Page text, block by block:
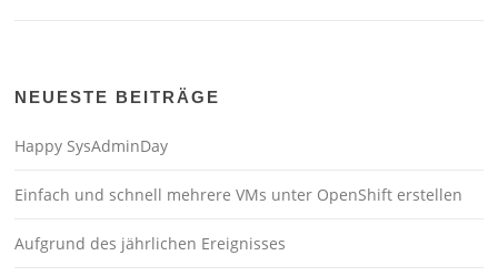
NEUESTE BEITRÄGE
Happy SysAdminDay
Einfach und schnell mehrere VMs unter OpenShift erstellen
Aufgrund des jährlichen Ereignisses